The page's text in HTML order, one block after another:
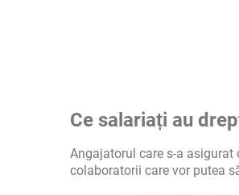
Ce salariați au
Angajatorul care s-a asigurat
colaboratorii care vor putea